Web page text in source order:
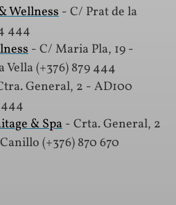
Wellness - C/ Prat de la
444
- C/ Maria Pla, 19 -
(+376) 879 444
General, 2 - AD100
& Spa - Crta. General, 2
(+376) 870 670